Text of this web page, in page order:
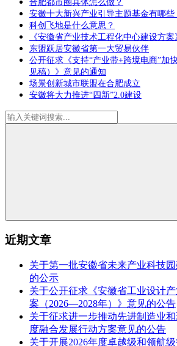
合肥都市圈具体怎么做？
安徽十大新兴产业引导主题基金有哪些
科创飞地是什么意思？
《安徽省产业技术工程化中心建设方
东盟跃居安徽省第一大贸易伙伴
公开征求《支持“产业带+跨境电商”加
见稿）》意见的通知
场景创新城市联盟在合肥成立
安徽将大力推进“四新”2.0建设
近期文章
关于第一批安徽省未来产业科技
的公示
关于公开征求《安徽省工业设计
案（2026—2028年）》意见的公告
关于征求进一步推动先进制造业
度融合发展行动方案意见的公告
关于开展2026年度卓越级和领航